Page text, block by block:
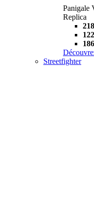
Panigale
Replica
Streetfighter